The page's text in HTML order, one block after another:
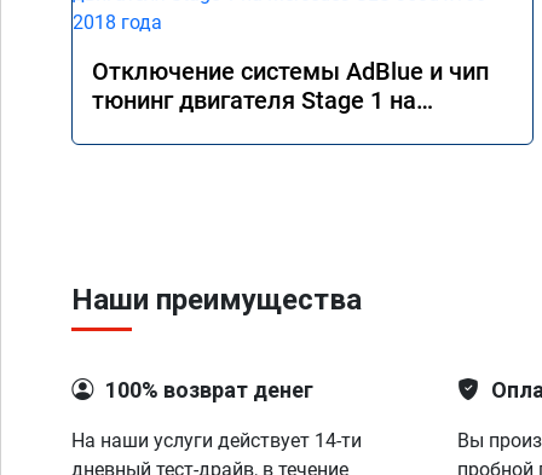
Отключение системы AdBlue и чип
тюнинг двигателя Stage 1 на
Наши преимущества
100% возврат денег
На наши услуги действует 14-ти
дневный тест-драйв, в течение
Вы
пробной